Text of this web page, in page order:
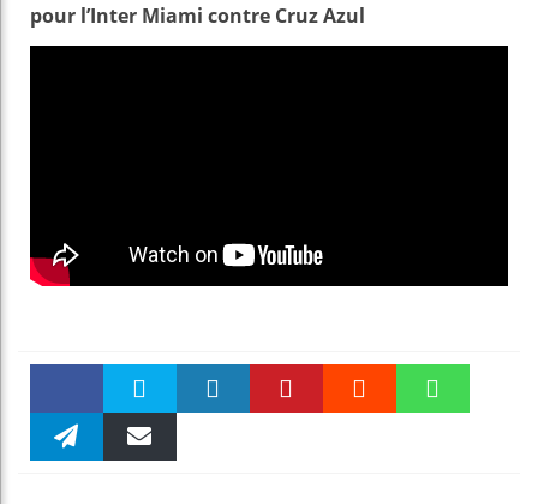
pour l’Inter Miami contre Cruz Azul
Faceboo Twitter